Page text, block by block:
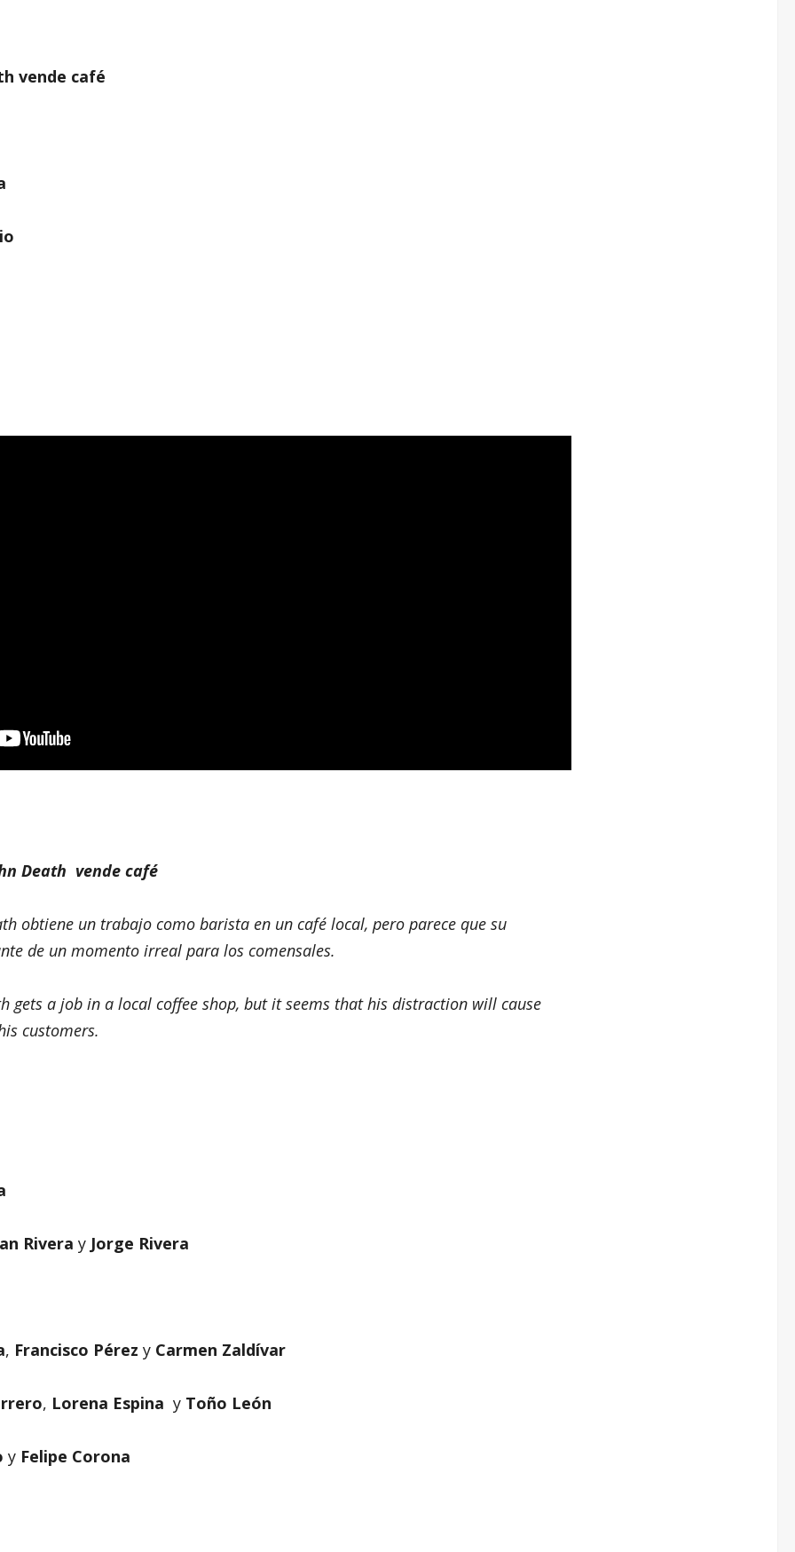
vende café
Death vende café
obtiene un trabajo como barista en un café local, pero parece que su
de un momento irreal para los comensales.
gets a job in a local coffee shop, but it seems that his distraction will cause
customers.
Rivera y Jorge Rivera
, Francisco Pérez y Carmen Zaldívar
, Lorena Espina y Toño León
y Felipe Corona